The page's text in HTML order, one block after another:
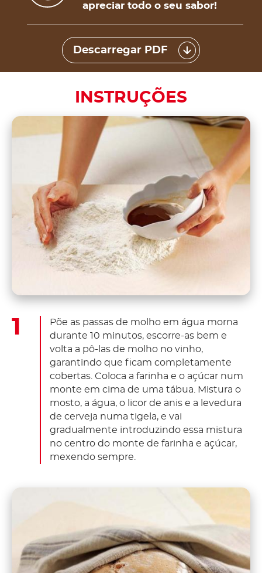
apreciar todo o seu sabor!
Descarregar PDF
INSTRUÇÕES
Põe as passas de molho em água morna
durante 10 minutos, escorre-as bem e
volta a pô-las de molho no vinho,
garantindo que ficam completamente
cobertas. Coloca a farinha e o açúcar num
monte em cima de uma tábua. Mistura o
mosto, a água, o licor de anis e a levedura
de cerveja numa tigela, e vai
gradualmente introduzindo essa mistura
no centro do monte de farinha e açúcar,
mexendo sempre.